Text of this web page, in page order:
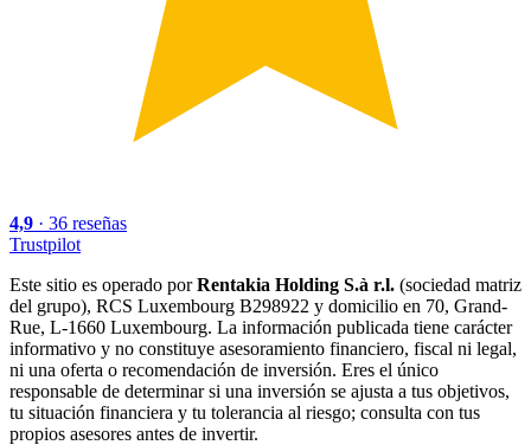
4,9 · 36 reseñas
Trustpilot
Este sitio es operado porRentakia Holding S.à r.l. (sociedad matriz
del grupo), RCS Luxembourg B298922 y domicilio en 70, Grand-
Rue, L-1660 Luxembourg. La información publicada tiene carácter
informativo y no constituye asesoramiento financiero, fiscal ni legal,
ni una oferta o recomendación de inversión. Eres el único
responsable de determinar si una inversión se ajusta a tus objetivos,
tu situación financiera y tu tolerancia al riesgo; consulta con tus
propios asesores antes de invertir.